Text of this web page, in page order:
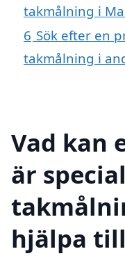
takmålning i
6 Sök efter en
takmålning i
Vad kan
är
hjälpa